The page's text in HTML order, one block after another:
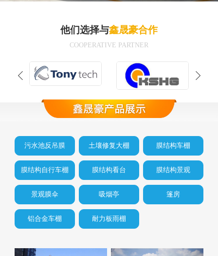
他们选择与鑫晟豪合作
COOPERATIVE PARTNER
污水池反吊膜 土壤修复大棚 膜结构车棚
膜结构自行车棚 膜结构看台 膜结构景观
景观膜伞 吸烟亭 篷房
铝合金车棚 耐力板雨棚